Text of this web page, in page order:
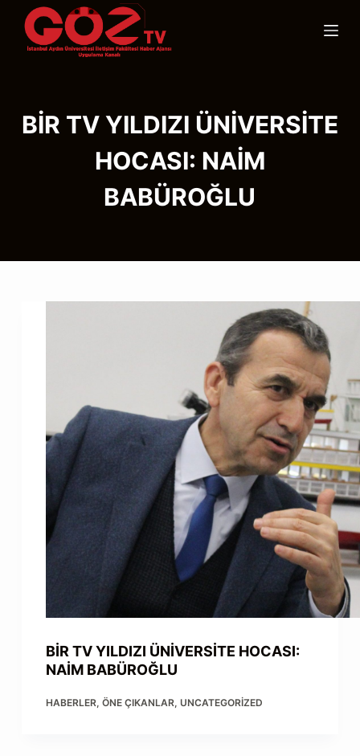
BİR TV YILDIZI ÜNİVERSİTE
HOCASI: NAİM
BABÜROĞLU
BİR TV YILDIZI ÜNİVERSİTE HOCASI:
NAİM BABÜROĞLU
HABERLER, ÖNE ÇIKANLAR, UNCATEGORIZED